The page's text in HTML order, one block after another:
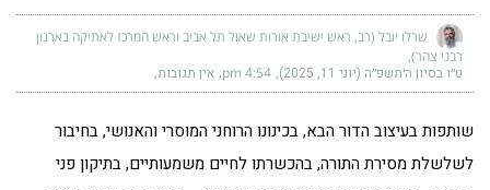
שרלו יובל (רב, ראש ישיבת אורות שאול תל אביב וראש המרכז לאתיקה בארגון
רבני צהר)
ט״ו בסיון ה׳תשפ״ה (יוני 11, 2025) 4:54 pm אין תגובות
שותפות בעיצוב הדור הבא, בכינונו הרוחני המוסרי והאנושי, בחיבור
לשלשלת מסירת התורה, בהכשרתו לחיים משמעותיים, בתיקון פני